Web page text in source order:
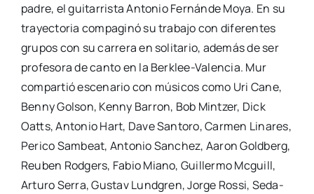
padre, el gui­ta­rris­ta Anto­nio Fer­nán­de Moya. En su
tra­yec­to­ria com­pa­gi­nó su tra­ba­jo con dife­ren­tes
gru­pos con su carre­ra en soli­ta­rio, ade­más de ser
pro­fe­so­ra de can­to en la Ber­­klee-Vale­n­­cia. Mur
com­par­tió esce­na­rio con músi­cos como Uri Cane,
Benny Gol­son, Kenny Barron, Bob Min­tzer, Dick
Oatts, Anto­nio Hart, Dave San­to­ro, Car­men Lina­res,
Peri­co Sam­beat, Anto­nio San­chez, Aaron Gold­berg,
Reuben Rod­gers, Fabio Miano, Gui­ller­mo Mcguill,
Artu­ro Serra, Gus­tav Lund­gren, Jor­ge Ros­si, Seda­